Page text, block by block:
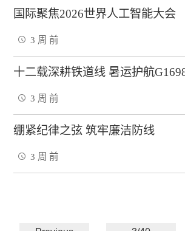
国际聚焦2026世界人工智能大会
3 周 前
十二载深耕铁道线 暑运护航
3 周 前
绷紧纪律之弦 筑牢廉洁防线
3 周 前